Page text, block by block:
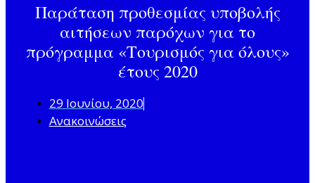
Παράταση προθεσμίας υποβολής
αιτήσεων παρόχων για το
πρόγραμμα «Τουρισμός για όλους»
έτους 2020
29 Ιουνίου, 2020
Ανακοινώσεις